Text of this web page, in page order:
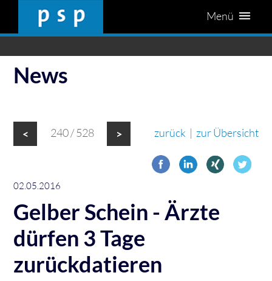
Menü
News
< 240 / 528 > zurück | zur Übersicht
02.05.2016
Gelber Schein - Ärzte
dürfen 3 Tage
zurückdatieren